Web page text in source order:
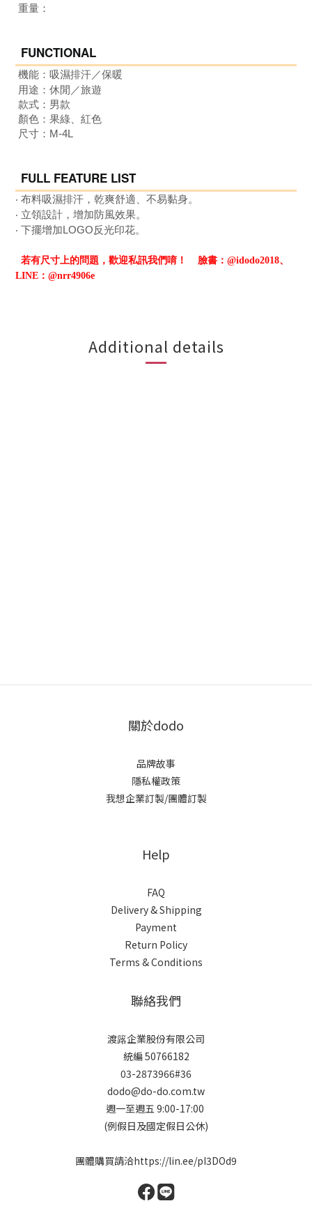
重量：
FUNCTIONAL
機能： 吸濕排汗／保暖
用途： 休閒／旅遊
款式：男款
顏色：果綠、紅色
尺寸：M-4L
FULL FEATURE LIST
‧ 布料吸濕排汗，乾爽舒適、不易黏身。
‧ 立領設計，增加防風效果。
‧ 下擺增加LOGO反光印花。
若有尺寸上的問題，歡迎私訊我們唷！
臉書：@idodo2018、
LINE：@nrr4906e
Additional details
關於dodo
品牌故事
隱私權政策
我想企業訂製/團體訂製
Help
FAQ
Delivery & Shipping
Payment
Return Policy
Terms & Conditions
聯絡我們
渡簬企業股份有限公司
統編 50766182
03-2873966#36
dodo@do-do.com.tw
週一至週五 9:00-17:00
(例假日及國定假日公休)
團體購買請洽https://lin.ee/pI3DOd9